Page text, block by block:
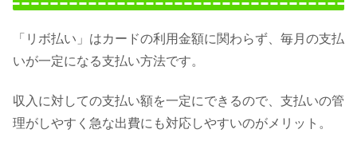
「リボ払い」はカードの利用金額に関わらず、毎月の支払
いが一定になる支払い方法です。
収入に対しての支払い額を一定にできるので、支払いの管
理がしやすく急な出費にも対応しやすいのがメリット。